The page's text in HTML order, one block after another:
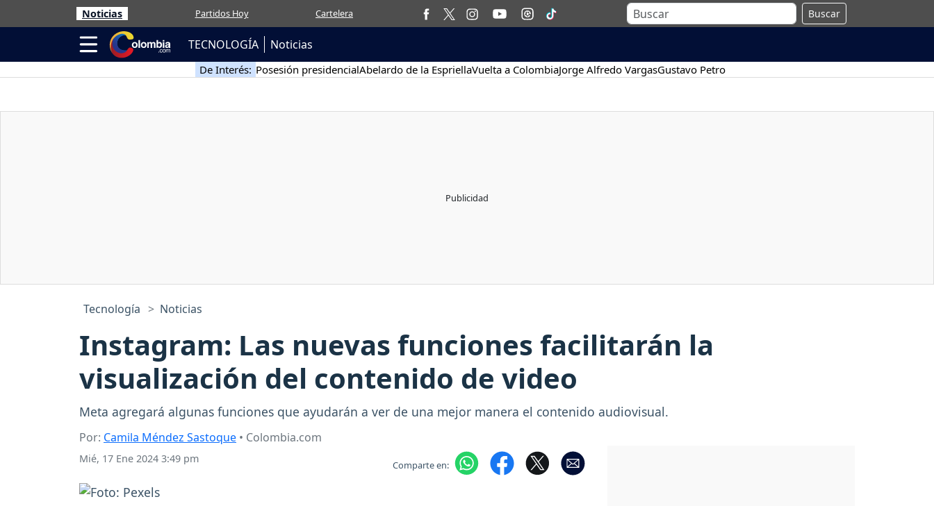
Noticias Partidos Hoy Cartelera Buscar
TECNOLOGÍA Noticias
De Interés: Posesión presidencialAbelardo de la EspriellaVuelta a ColombiaJorge Alfredo VargasGustavo Petro
Tecnología Noticias
Instagram: Las nuevas funciones facilitarán la
visualización del contenido de video
Meta agregará algunas funciones que ayudarán a ver de una mejor manera el contenido audiovisual.
Por: Camila Méndez Sastoque • Colombia.com
Mié, 17 Ene 2024 3:49 pm Comparte en: